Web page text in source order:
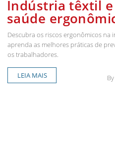
Indústria têxtil
saúde
Descubra os riscos ergonômicos na
aprenda as melhores práticas de
os trabalhadores.
LEIA MAIS By